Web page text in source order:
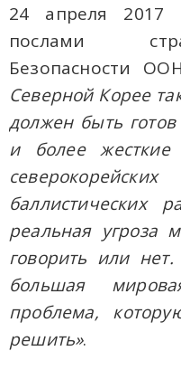
24 апреля
послами
Безопасности
Северной Корее
должен быть
и более
баллистических
реальная угроза
говорить или
большая
проблема,
решить».